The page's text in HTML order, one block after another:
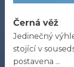
Černá věž
Jedinečný
stojící v
postavena ...